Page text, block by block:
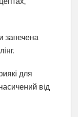
запечена
для
від